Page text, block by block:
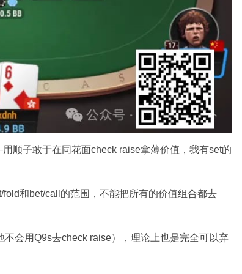
顺子敢于在同花面check raise拿薄价值，我有set的
和bet/call的范围，不能把所有的价值组合都去
会用Q9s去check raise），理论上也是完全可以弃